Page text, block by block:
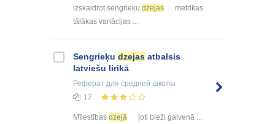
izskaidrot sengrieķu dzejas
metrikas
tālākas variācijas ...
Sengrieķu dzejas atbalsis
latviešu lirikā
Реферат для средней школы
12
Mīlestības dzejā ļoti bieži galvenā ...